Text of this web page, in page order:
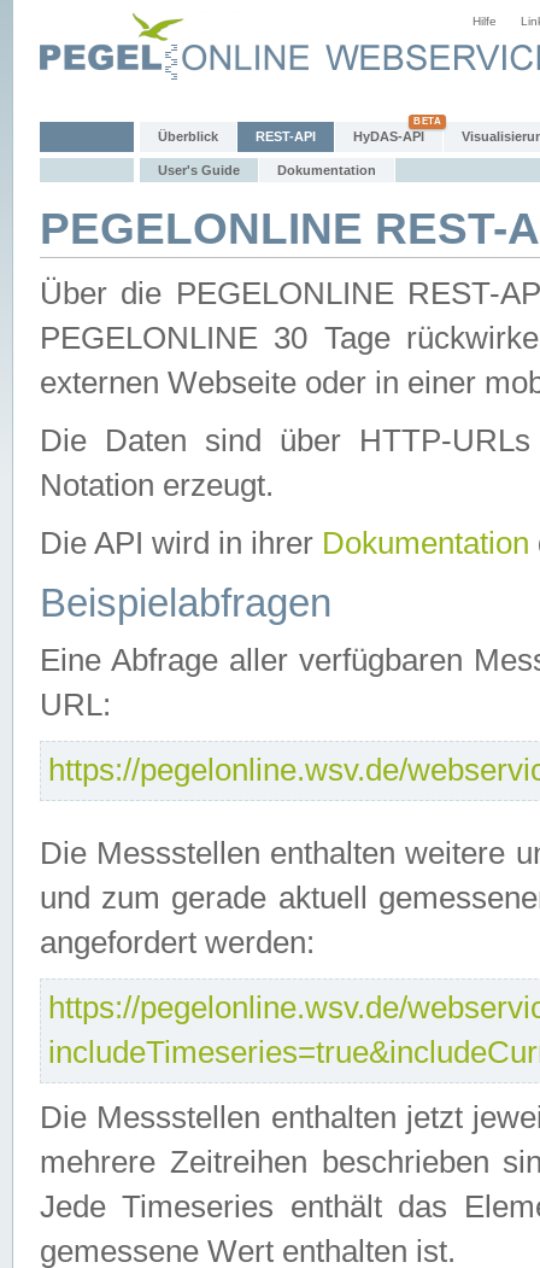
Hilfe
Überblick REST-API HyDAS-API
User's Guide Dokumentation
PEGELONLINE REST-
Über die PEGELONLINE REST-
PEGELONLINE 30 Tage
externen Webseite oder in einer
Die Daten sind über HTTP-
Notation erzeugt.
Die API wird in ihrer Dokumentation
Beispielabfragen
Eine Abfrage aller verfügbaren
URL:
https://pegelonline.wsv.de/
Die Messstellen enthalten weitere
und zum gerade aktuell
angefordert werden:
https://pegelonline.wsv.de/
Die Messstellen enthalten jetzt
mehrere Zeitreihen beschrieben
Jede Timeseries enthält das
gemessene Wert enthalten ist.